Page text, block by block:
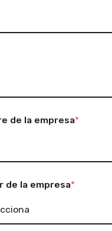
de la empresa*
de la empresa*